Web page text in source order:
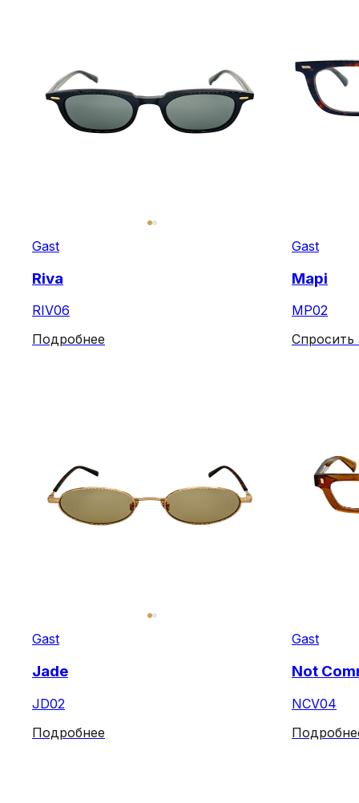
Gast
Riva
RIV06
Подробнее
Gast
Mapi
MP02
Спросить
Gast
Jade
JD02
Подробнее
Gast
Not
NCV04